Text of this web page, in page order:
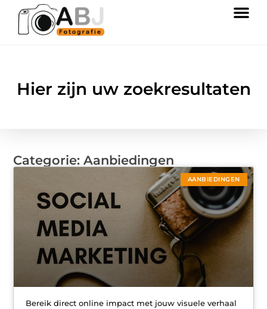
Hier zijn uw zoekresultaten
Categorie: Aanbiedingen
AANBIEDINGEN
Bereik direct online impact met jouw visuele verhaal